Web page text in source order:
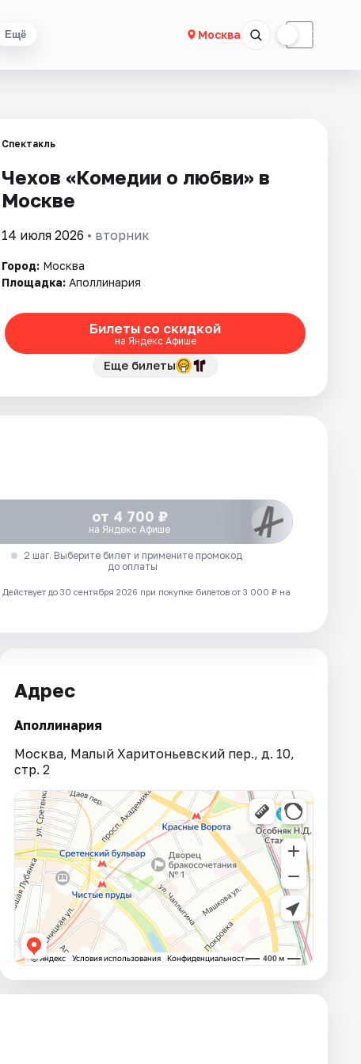
Ещё Москва ☾
Спектакль
Чехов «Комедии о любви» в
Москве
14 июля 2026 • вторник
Город: Москва
Площадка: Аполлинария
Билеты со скидкой
на Яндекс Афише
Еще билеты
от 4 700 ₽
на Яндекс Афише
2 шаг. Выберите билет и примените промокод
до оплаты
Действует до 30 сентября 2026 при покупке билетов от 3 000 ₽ на
Адрес
Аполлинария
Москва, Малый Харитоньевский пер., д. 10,
стр. 2